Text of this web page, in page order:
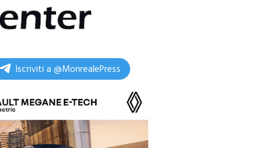
Iscriviti a @MonrealePress